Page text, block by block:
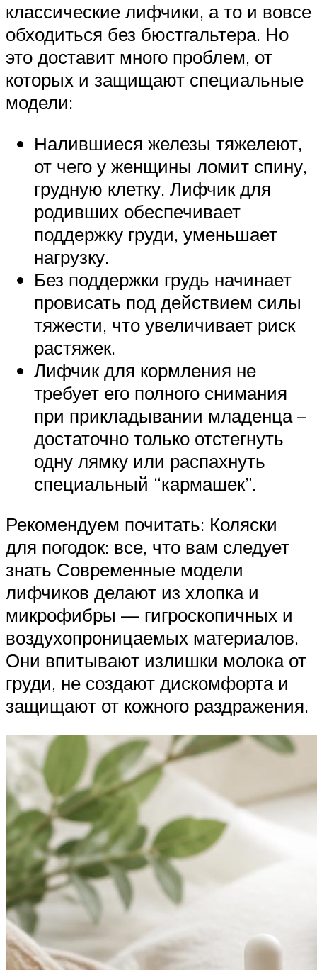
классические лифчики, а то и вовсе
обходиться без бюстгальтера. Но
это доставит много проблем, от
которых и защищают специальные
модели:
Налившиеся железы тяжелеют,
от чего у женщины ломит спину,
грудную клетку. Лифчик для
родивших обеспечивает
поддержку груди, уменьшает
нагрузку.
Без поддержки грудь начинает
провисать под действием силы
тяжести, что увеличивает риск
растяжек.
Лифчик для кормления не
требует его полного снимания
при прикладывании младенца –
достаточно только отстегнуть
одну лямку или распахнуть
специальный “кармашек”.
Рекомендуем почитать: Коляски
для погодок: все, что вам следует
знать Современные модели
лифчиков делают из хлопка и
микрофибры — гигроскопичных и
воздухопроницаемых материалов.
Они впитывают излишки молока от
груди, не создают дискомфорта и
защищают от кожного раздражения.